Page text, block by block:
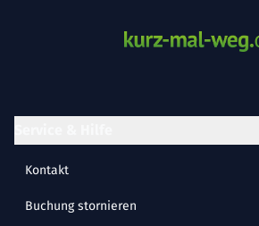
Kontakt
Buchung stornieren